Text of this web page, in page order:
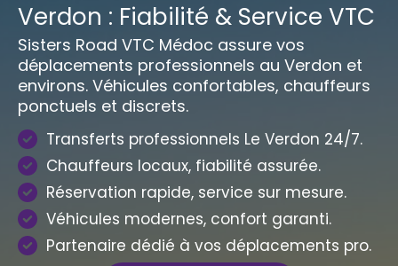
Verdon : Fiabilité & Service VTC
Sisters Road VTC Médoc assure vos
déplacements professionnels au Verdon et
environs. Véhicules confortables, chauffeurs
ponctuels et discrets.
Transferts professionnels Le Verdon 24/7.
Chauffeurs locaux, fiabilité assurée.
Réservation rapide, service sur mesure.
Véhicules modernes, confort garanti.
Partenaire dédié à vos déplacements pro.